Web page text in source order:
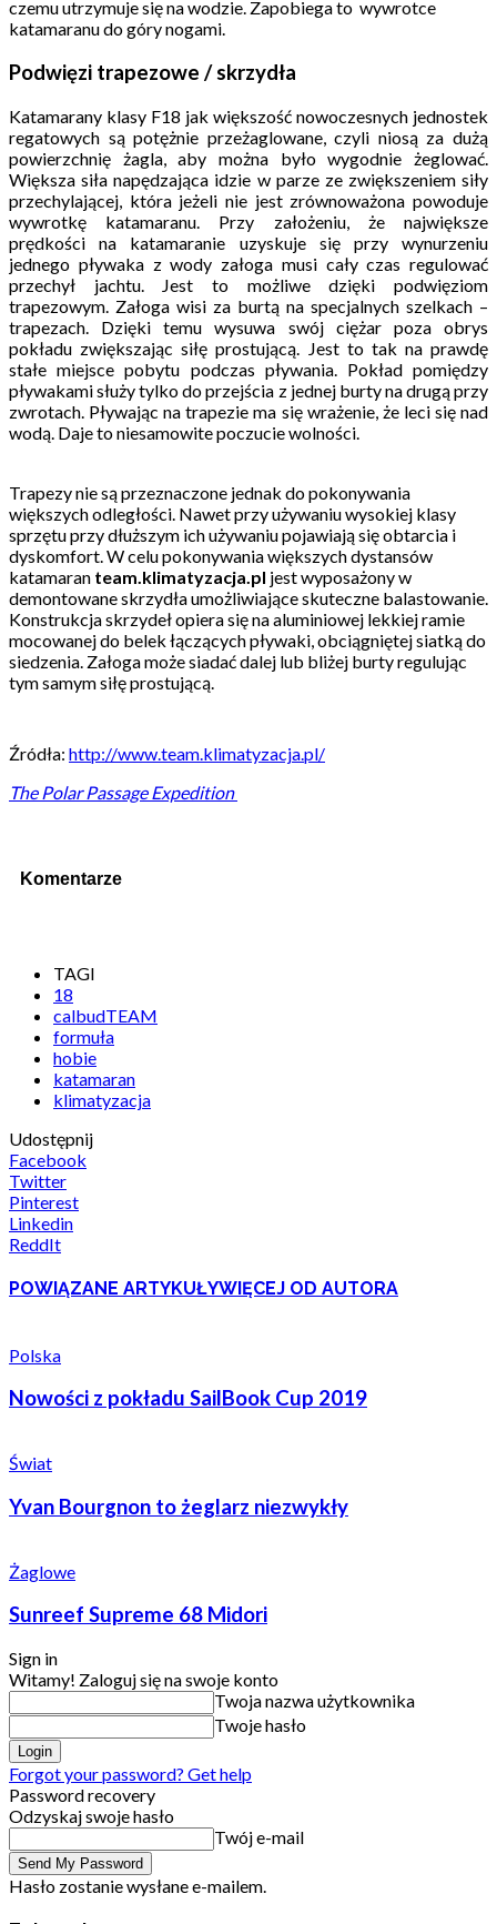
czemu utrzymuje się na wodzie. Zapobiega to wywrotce
katamaranu do góry nogami.
Podwięzi trapezowe / skrzydła
Katamarany klasy F18 jak większość nowoczesnych jednostek
regatowych są potężnie przeżaglowane, czyli niosą za dużą
powierzchnię żagla, aby można było wygodnie żeglować.
Większa siła napędzająca idzie w parze ze zwiększeniem siły
przechylającej, która jeżeli nie jest zrównoważona powoduje
wywrotkę katamaranu. Przy założeniu, że największe
prędkości na katamaranie uzyskuje się przy wynurzeniu
jednego pływaka z wody załoga musi cały czas regulować
przechył jachtu. Jest to możliwe dzięki podwięziom
trapezowym. Załoga wisi za burtą na specjalnych szelkach –
trapezach. Dzięki temu wysuwa swój ciężar poza obrys
pokładu zwiększając siłę prostującą. Jest to tak na prawdę
stałe miejsce pobytu podczas pływania. Pokład pomiędzy
pływakami służy tylko do przejścia z jednej burty na drugą przy
zwrotach. Pływając na trapezie ma się wrażenie, że leci się nad
wodą. Daje to niesamowite poczucie wolności.
Trapezy nie są przeznaczone jednak do pokonywania
większych odległości. Nawet przy używaniu wysokiej klasy
sprzętu przy dłuższym ich używaniu pojawiają się obtarcia i
dyskomfort. W celu pokonywania większych dystansów
katamaran team.klimatyzacja.pl jest wyposażony w
demontowane skrzydła umożliwiające skuteczne balastowanie.
Konstrukcja skrzydeł opiera się na aluminiowej lekkiej ramie
mocowanej do belek łączących pływaki, obciągniętej siatką do
siedzenia. Załoga może siadać dalej lub bliżej burty regulując
tym samym siłę prostującą.
Źródła: http://www.team.klimatyzacja.pl/
The Polar Passage Expedition
Komentarze
TAGI
18
calbudTEAM
formuła
hobie
katamaran
klimatyzacja
Udostępnij
Facebook
Twitter
Pinterest
Linkedin
ReddIt
POWIĄZANE ARTYKUŁYWIĘCEJ OD AUTORA
Polska
Nowości z pokładu SailBook Cup 2019
Świat
Yvan Bourgnon to żeglarz niezwykły
Żaglowe
Sunreef Supreme 68 Midori
Sign in
Witamy! Zaloguj się na swoje konto
Twoja nazwa użytkownika
Twoje hasło
Forgot your password? Get help
Password recovery
Odzyskaj swoje hasło
Twój e-mail
Hasło zostanie wysłane e-mailem.